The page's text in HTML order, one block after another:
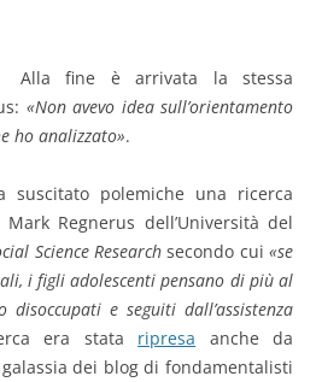
Alla fine è arrivata la stessa
«Non avevo idea sull’orientamento
ho analizzato».
suscitato polemiche una ricerca
Regnerus dell’Università del
Science Researchsecondo cui «se
i figli adolescenti pensano di più al
disoccupati e seguiti dall’assistenza
era stata ripresa anche da
dei blog di fondamentalisti